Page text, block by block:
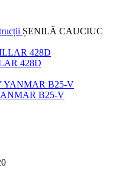
ȘENILĂ CAUCIUC
428D
B25-V